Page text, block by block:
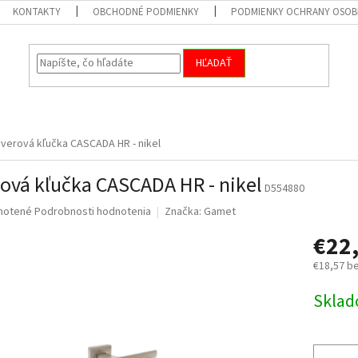
KONTAKTY OBCHODNÉ PODMIENKY PODMIENKY OCHRANY
HĽADAŤ
kľučka CASCADA HR - nikel
kľučka CASCADA HR - nikel D554880
Podrobnosti hodnotenia Značka: Gamet
€18,57
cena: